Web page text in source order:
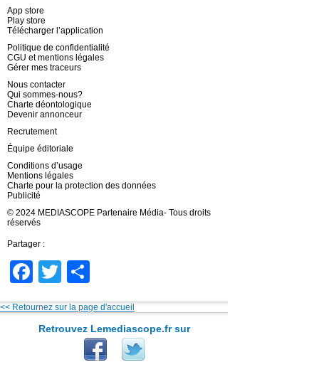
App store
Play store
Télécharger l’application
Politique de confidentialité
CGU et mentions légales
Gérer mes traceurs
Nous contacter
Qui sommes-nous?
Charte déontologique
Devenir annonceur
Recrutement
Équipe éditoriale
Conditions d’usage
Mentions légales
Charte pour la protection des données
Publicité
© 2024 MEDIASCOPE Partenaire Média- Tous droits
réservés
Partager :
Facebook
Twitter
<< Retournez sur la page d'accueil
Retrouvez Lemediascope.fr sur